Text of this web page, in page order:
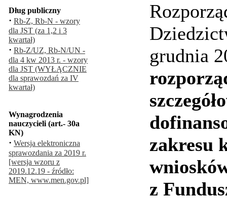
Dług publiczny
· Rb-Z, Rb-N - wzory
dla JST (za 1,2 i 3
kwartał)
· Rb-Z/UZ, Rb-N/UN -
dla 4 kw 2013 r. - wzory
dla JST (WYŁĄCZNIE
dla sprawozdań za IV
kwartał)
Wynagrodzenia
nauczycieli (art.- 30a
KN)
· Wersja elektroniczna
sprawozdania za 2019 r.
[wersja wzoru z
2019.12.19 - źródło:
MEN, www.men.gov.pl]
grudnia
zakresu
z